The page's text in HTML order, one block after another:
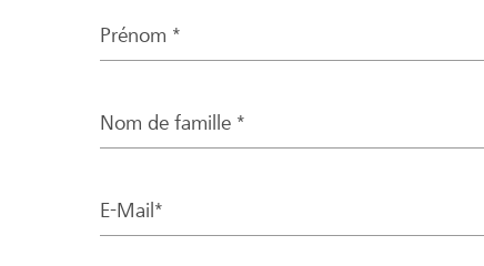
Prénom *
Nom de famille *
E-Mail*